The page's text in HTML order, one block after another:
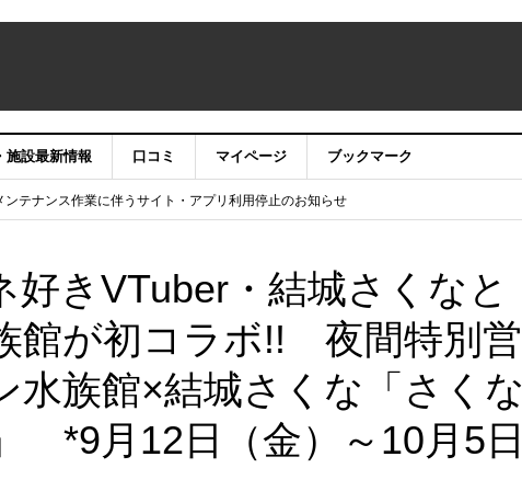
施設最新情報 口コミ マイページ ブックマーク
ンテナンス作業に伴うサイト・アプリ利用停止のお知らせ
）22時】ココシル：アカウントサービス移行のお知らせ
信中！
好きVTuber・結城さくなと
館が初コラボ!! 夜間特別営
族館×結城さくな「さくな
*9月12日（金）～10月5日